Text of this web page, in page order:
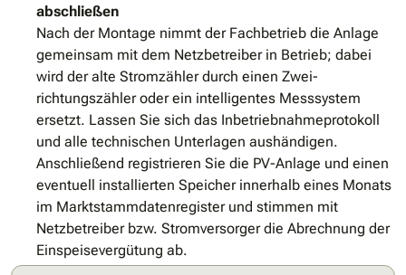
abschließen
Nach der Montage nimmt der Fachbetrieb die Anlage
gemeinsam mit dem Netzbetreiber in Betrieb; dabei
wird der alte Stromzähler durch einen Zwei­
richtungszähler oder ein intelligentes Messsystem
ersetzt. Lassen Sie sich das Inbetriebnahmeprotokoll
und alle technischen Unterlagen aushändigen.
Anschließend registrieren Sie die PV-Anlage und einen
eventuell installierten Speicher innerhalb eines Monats
im Marktstammdatenregister und stimmen mit
Netzbetreiber bzw. Stromversorger die Abrechnung der
Einspeisevergütung ab.